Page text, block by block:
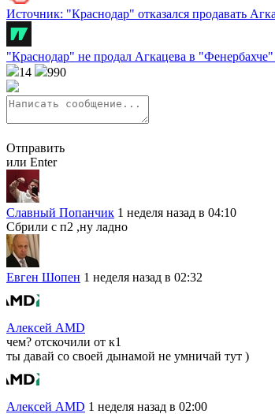
Источник: "Краснодар" отказался продавать
"Краснодар" не продал Агкацева в
14
990
Отправить
или Enter
Славный Попанчик 1 неделя назад в 04:10
Сбрили с п2 ,ну ладно
Евген Шопен 1 неделя назад в 02:32
Алексей AMD
чем? отскочили от к1
ты давай со своей дынамой не умничай тут )
Алексей AMD 1 неделя назад в 02:00